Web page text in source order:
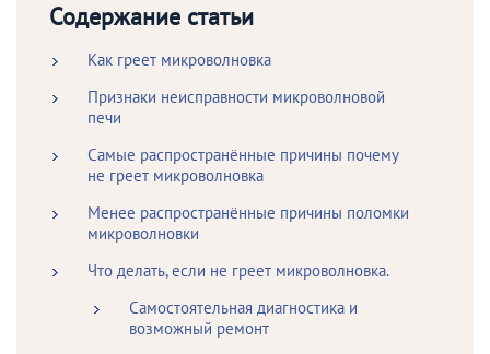
Содержание статьи
Как греет микроволновка
Признаки неисправности микроволновой
печи
Самые распространённые причины почему
не греет микроволновка
Менее распространённые причины поломки
микроволновки
Что делать, если не греет микроволновка.
Самостоятельная диагностика и
возможный ремонт